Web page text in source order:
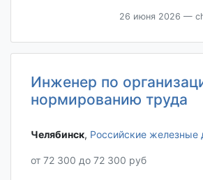
26 июня 2026 —
Инженер по
нормированию труда
Челябинск‎, Российские железные
от 72 300 до 72 300 руб